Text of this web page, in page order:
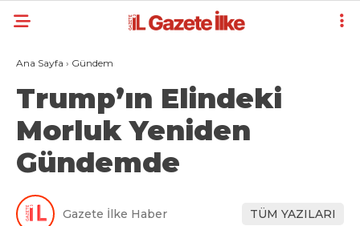
Ana Sayfa › Gündem
Trump’ın Elindeki
Morluk Yeniden
Gündemde
Gazete İlke Haber TÜM YAZILARI